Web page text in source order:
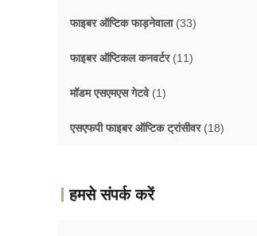
फाइबर ऑप्टिक फाड़नेवाला(33)
फाइबर ऑप्टिकल कनवर्टर(11)
मॉडम एसएमएस गेटवे(1)
एसएफपी फाइबर ऑप्टिक ट्रांसीवर(18)
हमसे संपर्क करें